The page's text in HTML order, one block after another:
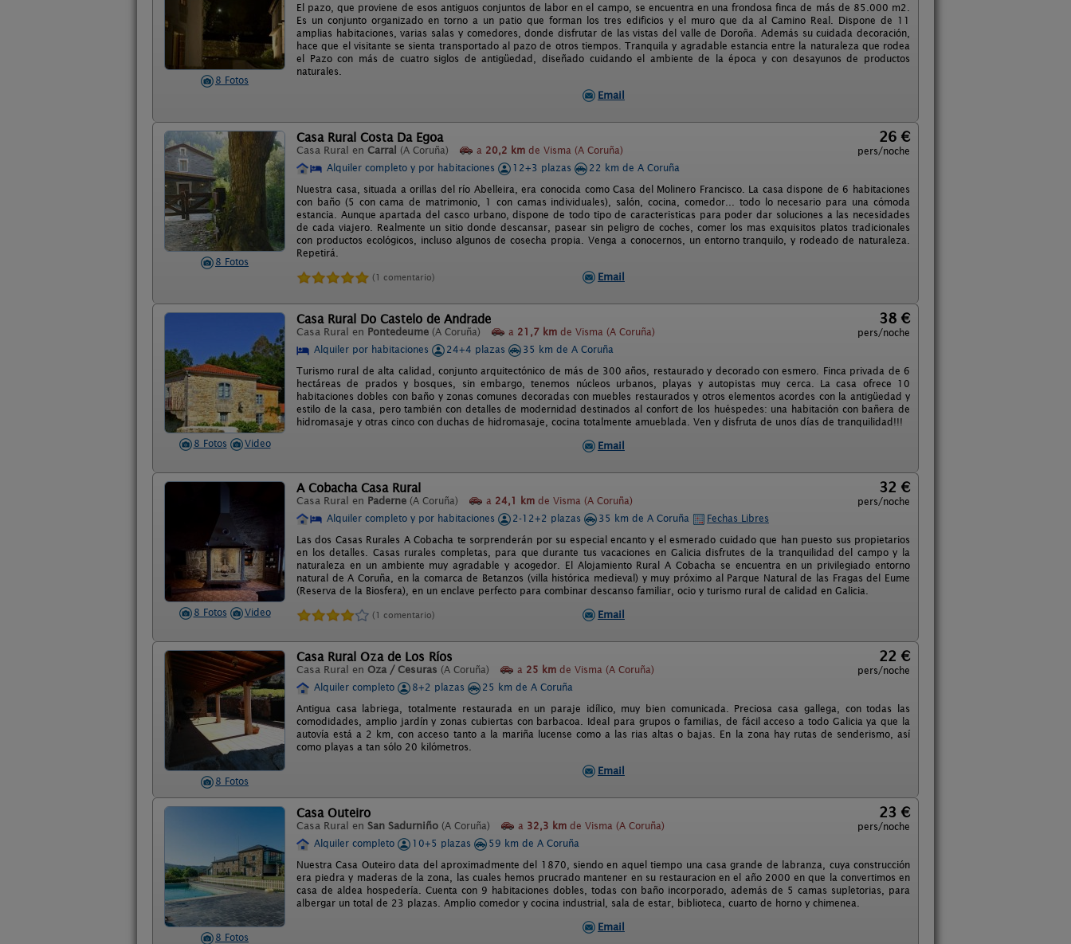
8 Fotos
El pazo, que proviene de esos antiguos conjuntos de labor en el campo, se encuentra en una frondosa finca de más de 85.000 m2.
Es un conjunto organizado en torno a un patio que forman los tres edificios y el muro que da al Camino Real. Dispone de 11
amplias habitaciones, varias salas y comedores, donde disfrutar de las vistas del valle de Doroña. Además su cuidada decoración,
hace que el visitante se sienta transportado al pazo de otros tiempos. Tranquila y agradable estancia entre la naturaleza que rodea
el Pazo con más de cuatro siglos de antigüedad, diseñado cuidando el ambiente de la época y con desayunos de productos
naturales.
Email
8 Fotos
Casa Rural Costa Da Egoa
Casa Rural en Carral (A Coruña) a 20,2 km de Visma (A Coruña)
26 €
pers/noche
Alquiler completo y por habitaciones
12+3 plazas
22 km de A Coruña
Nuestra casa, situada a orillas del río Abelleira, era conocida como Casa del Molinero Francisco. La casa dispone de 6 habitaciones
con baño (5 con cama de matrimonio, 1 con camas individuales), salón, cocina, comedor... todo lo necesario para una cómoda
estancia. Aunque apartada del casco urbano, dispone de todo tipo de caracteristicas para poder dar soluciones a las necesidades
de cada viajero. Realmente un sitio donde descansar, pasear sin peligro de coches, comer los mas exquisitos platos tradicionales
con productos ecológicos, incluso algunos de cosecha propia. Venga a conocernos, un entorno tranquilo, y rodeado de naturaleza.
Repetirá.
(1 comentario) Email
8 Fotos Video
Casa Rural Do Castelo de Andrade
Casa Rural en Pontedeume (A Coruña) a 21,7 km de Visma (A Coruña)
38 €
pers/noche
Alquiler por habitaciones
24+4 plazas
35 km de A Coruña
Turismo rural de alta calidad, conjunto arquitectónico de más de 300 años, restaurado y decorado con esmero. Finca privada de 6
hectáreas de prados y bosques, sin embargo, tenemos núcleos urbanos, playas y autopistas muy cerca. La casa ofrece 10
habitaciones dobles con baño y zonas comunes decoradas con muebles restaurados y otros elementos acordes con la antigüedad y
estilo de la casa, pero también con detalles de modernidad destinados al confort de los huéspedes: una habitación con bañera de
hidromasaje y otras cinco con duchas de hidromasaje, cocina totalmente amueblada. Ven y disfruta de unos días de tranquilidad!!!
Email
8 Fotos Video
A Cobacha Casa Rural
Casa Rural en Paderne (A Coruña) a 24,1 km de Visma (A Coruña)
32 €
pers/noche
Alquiler completo y por habitaciones
2-12+2 plazas 35 km de A Coruña
Fechas Libres
Las dos Casas Rurales A Cobacha te sorprenderán por su especial encanto y el esmerado cuidado que han puesto sus propietarios
en los detalles. Casas rurales completas, para que durante tus vacaciones en Galicia disfrutes de la tranquilidad del campo y la
naturaleza en un ambiente muy agradable y acogedor. El Alojamiento Rural A Cobacha se encuentra en un privilegiado entorno
natural de A Coruña, en la comarca de Betanzos (villa histórica medieval) y muy próximo al Parque Natural de las Fragas del Eume
(Reserva de la Biosfera), en un enclave perfecto para combinar descanso familiar, ocio y turismo rural de calidad en Galicia.
(1 comentario) Email
8 Fotos
Casa Rural Oza de Los Ríos
Casa Rural en Oza / Cesuras (A Coruña) a 25 km de Visma (A Coruña)
22 €
pers/noche
Alquiler completo
8+2 plazas
25 km de A Coruña
Antigua casa labriega, totalmente restaurada en un paraje idílico, muy bien comunicada. Preciosa casa gallega, con todas las
comodidades, amplio jardín y zonas cubiertas con barbacoa. Ideal para grupos o familias, de fácil acceso a todo Galicia ya que la
autovía está a 2 km, con acceso tanto a la mariña lucense como a las rias altas o bajas. En la zona hay rutas de senderismo, así
como playas a tan sólo 20 kilómetros.
Email
8 Fotos
Casa Outeiro
Casa Rural en San Sadurniño (A Coruña) a 32,3 km de Visma (A Coruña)
23 €
pers/noche
Alquiler completo
10+5 plazas
59 km de A Coruña
Nuestra Casa Outeiro data del aproximadmente del 1870, siendo en aquel tiempo una casa grande de labranza, cuya construcción
era piedra y maderas de la zona, las cuales hemos prucrado mantener en su restauracion en el año 2000 en que la convertimos en
casa de aldea hospedería. Cuenta con 9 habitaciones dobles, todas con baño incorporado, además de 5 camas supletorias, para
albergar un total de 23 plazas. Amplio comedor y cocina industrial, sala de estar, biblioteca, cuarto de horno y chimenea.
Email